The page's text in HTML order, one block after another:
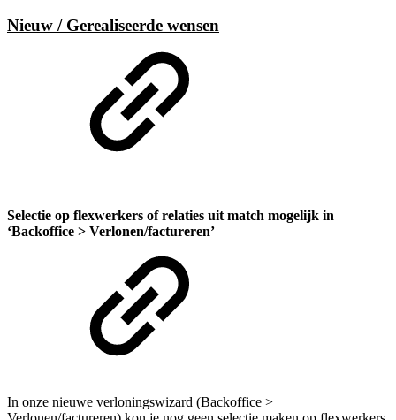
Nieuw / Gerealiseerde wensen
Selectie op flexwerkers of relaties uit match mogelijk in
‘Backoffice > Verlonen/factureren’
In onze nieuwe verloningswizard (Backoffice >